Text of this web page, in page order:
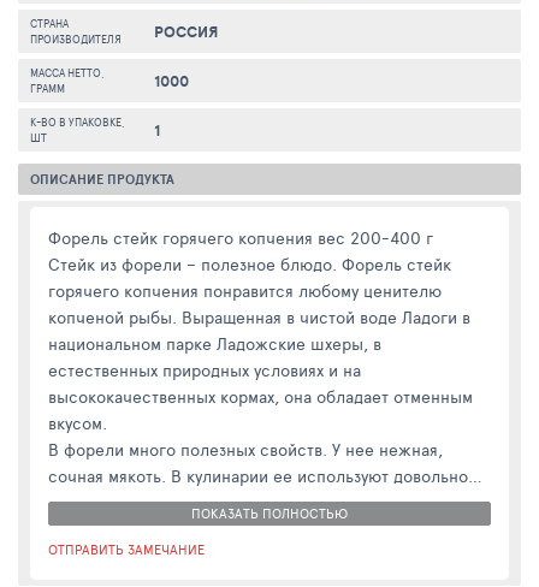
СТРАНА
ПРОИЗВОДИТЕЛЯ
РОССИЯ
МАССА НЕТТО,
ГРАММ
1000
К-ВО В УПАКОВКЕ,
ШТ
1
ОПИСАНИЕ ПРОДУКТА
Форель стейк горячего копчения вес 200-400 г
Стейк из форели – полезное блюдо. Форель стейк
горячего копчения понравится любому ценителю
копченой рыбы. Выращенная в чистой воде Ладоги в
национальном парке Ладожские шхеры, в
естественных природных условиях и на
высококачественных кормах, она обладает отменным
вкусом.
В форели много полезных свойств. У нее нежная,
сочная мякоть. В кулинарии ее используют довольно
широко. Большинство полезных свойств сохраняется.
Копченая рыба содержит жиры Омега – 3, полезные
для органов зрения и работы сердца. При копчении к
ПОКАЗАТЬ ПОЛНОСТЬЮ
ОТПРАВИТЬ ЗАМЕЧАНИЕ